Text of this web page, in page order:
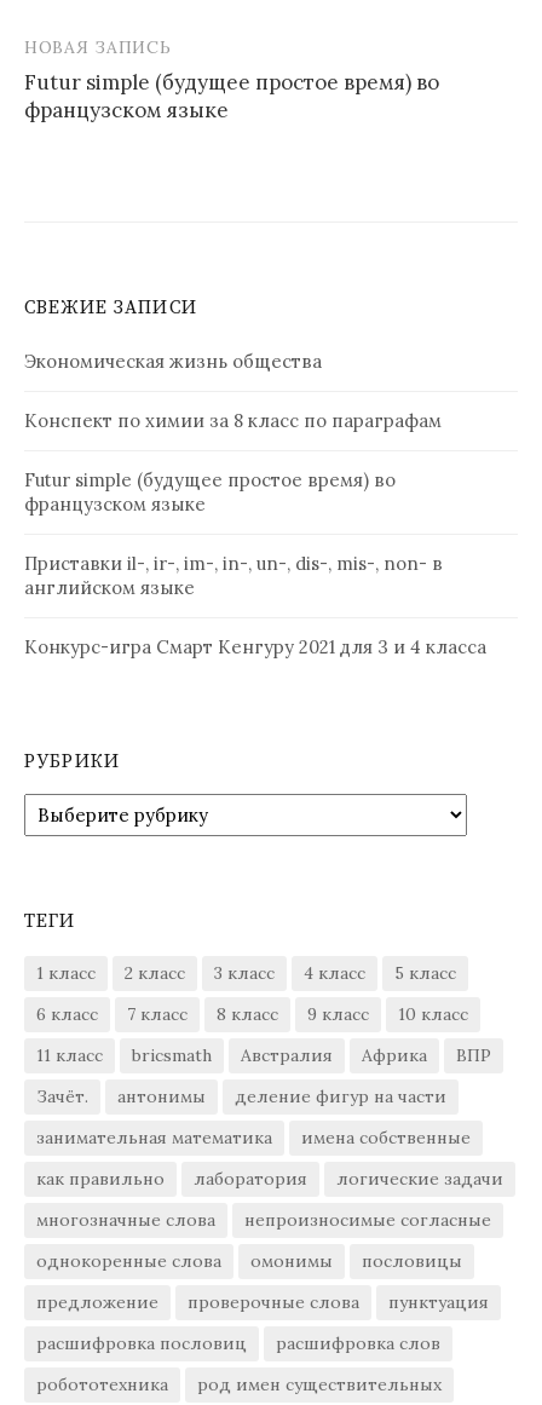
НОВАЯ ЗАПИСЬ
Futur simple (будущее простое время) во
французском языке
СВЕЖИЕ ЗАПИСИ
Экономическая жизнь общества
Конспект по химии за 8 класс по параграфам
Futur simple (будущее простое время) во
французском языке
Приставки il-, ir-, im-, in-, un-, dis-, mis-, non- в
английском языке
Конкурс-игра Смарт Кенгуру 2021 для 3 и 4 класса
РУБРИКИ
Рубрики
ТЕГИ
1 класс 2 класс 3 класс 4 класс
5 класс
6 класс
7 класс 8 класс 9 класс
10 класс
11 класс
bricsmath Австралия Африка
ВПР
Зачёт.
антонимы
деление фигур на части
занимательная математика
имена собственные
как правильно
лаборатория
логические задачи
многозначные слова
непроизносимые согласные
однокоренные слова
омонимы
пословицы
предложение
проверочные слова
пунктуация
расшифровка пословиц
расшифровка слов
робототехника
род имен существительных